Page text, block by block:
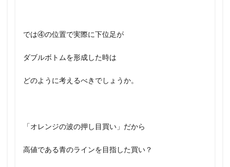
では④の位置で実際に下位足が
ダブルボトムを形成した時は
どのように考えるべきでしょうか。
「オレンジの波の押し目買い」だから
高値である青のラインを目指した買い？